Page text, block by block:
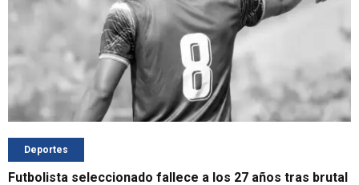
Deportes
Futbolista seleccionado fallece a los 27 años tras brutal